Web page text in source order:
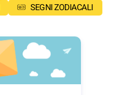
SEGNI ZODIACALI